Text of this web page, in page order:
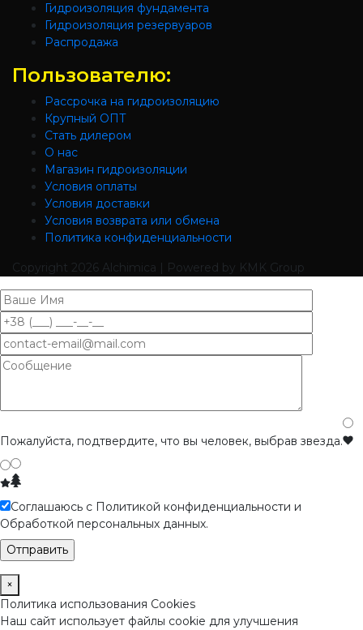
Гидроизоляция фундамента
Гидроизоляция резервуаров
Распродажа
Пользователю:
Рассрочка на гидроизоляцию
Крупный ОПТ
Стать дилером
О нас
Магазин гидроизоляции
Условия оплаты
Условия доставки
Условия возврата или обмена
Политика конфиденциальности
Copyright 2026 Alchimica | Powered by KMK Group
Пожалуйста, подтвердите, что вы человек, выбрав звезда.
Соглашаюсь с Политикой конфиденциальности и
Обработкой персональных данных.
×
Политика использования Cookies
Наш сайт использует файлы cookie для улучшения